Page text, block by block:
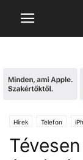
Hírek Telefon